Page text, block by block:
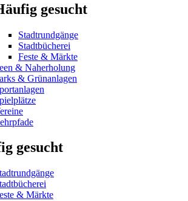
gesucht
Stadtrundgänge
Stadtbücherei
Feste & Märkte
& Naherholung
& Grünanlagen
gesucht
& Märkte